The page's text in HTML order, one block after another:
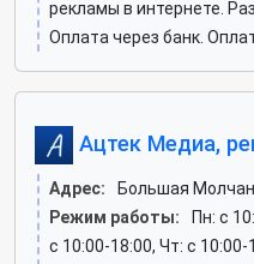
рекламы в интернете.
Оплата через банк.
Ацтек Медиа,
Адрес:
Большая
Режим работы:
Пн: c
c 10:00-18:00, Чт: c